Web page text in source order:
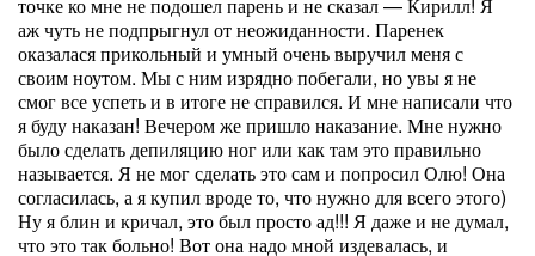
аж чуть не подпрыгнул от неожиданности. Паренек
оказалася прикольный и умный очень выручил меня с
своим ноутом. Мы с ним изрядно побегали, но увы я не
смог все успеть и в итоге не справился. И мне написали что
я буду наказан! Вечером же пришло наказание. Мне нужно
было сделать депиляцию ног или как там это правильно
называется. Я не мог сделать это сам и попросил Олю! Она
согласилась, а я купил вроде то, что нужно для всего этого)
Ну я блин и кричал, это был просто ад!!! Я даже и не думал,
что это так больно! Вот она надо мной издевалась, и